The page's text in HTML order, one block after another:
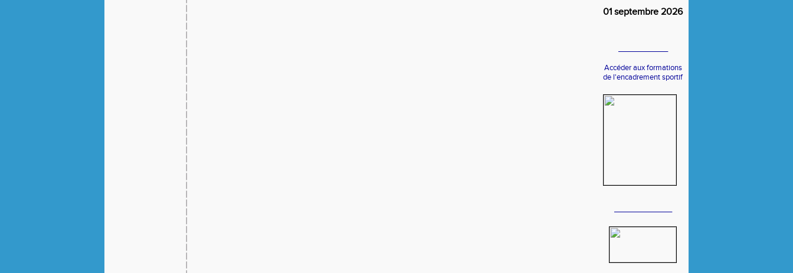
01 septembre 2026
Accéder aux formations
de l'encadrement sportif